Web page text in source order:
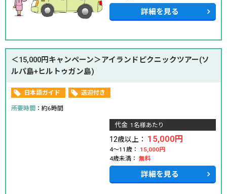
詳細を見る
＜15,000円キャンペーン＞アイランドピクニックツアー(ソ
ルパ島+ヒルトゥガン島)
日本語ガイド 送迎付き
所要時間 ：約6時間
代金 1名様あたり
12歳以上： 15,000円
4～11歳：
15,000円
4歳未満： 無料
詳細を見る